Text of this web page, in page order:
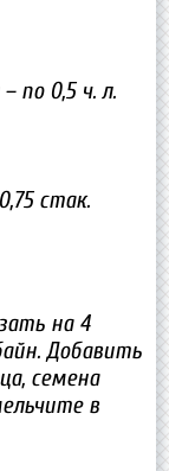
по 0,5 ч. л.
стак.
на 4
Добавить
семена
в